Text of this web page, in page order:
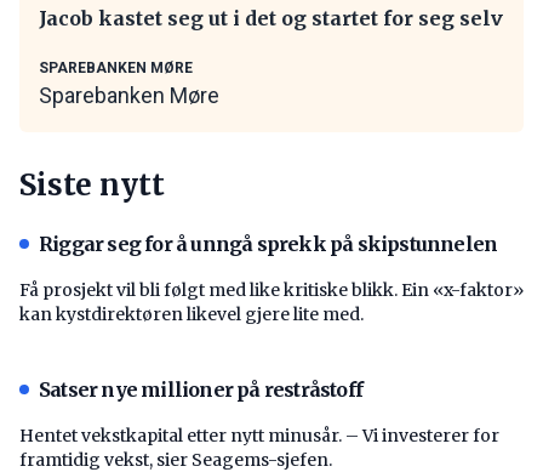
Jacob kastet seg ut i det og startet for seg selv
SPAREBANKEN MØRE
Sparebanken Møre
Siste nytt
Riggar seg for å unngå sprekk på skipstunnelen
Få prosjekt vil bli følgt med like kritiske blikk. Ein «x-faktor»
kan kystdirektøren likevel gjere lite med.
Satser nye millioner på restråstoff
Hentet vekstkapital etter nytt minusår. – Vi investerer for
framtidig vekst, sier Seagems-sjefen.